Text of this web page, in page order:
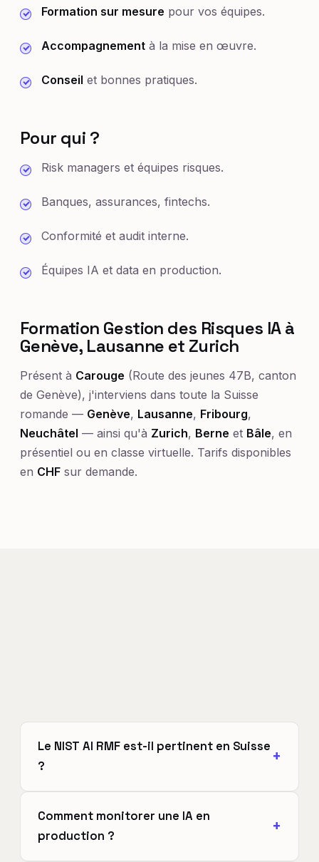
Formation sur mesure pour vos équipes.
Accompagnement à la mise en œuvre.
Conseil et bonnes pratiques.
Pour qui ?
Risk managers et équipes risques.
Banques, assurances, fintechs.
Conformité et audit interne.
Équipes IA et data en production.
Formation Gestion des Risques IA à
Genève, Lausanne et Zurich
Présent à Carouge (Route des jeunes 47B, canton
de Genève), j'interviens dans toute la Suisse
romande — Genève, Lausanne, Fribourg,
Neuchâtel — ainsi qu'à Zurich, Berne et Bâle, en
présentiel ou en classe virtuelle. Tarifs disponibles
en CHF sur demande.
Le NIST AI RMF est-il pertinent en Suisse
?
Comment monitorer une IA en
production ?